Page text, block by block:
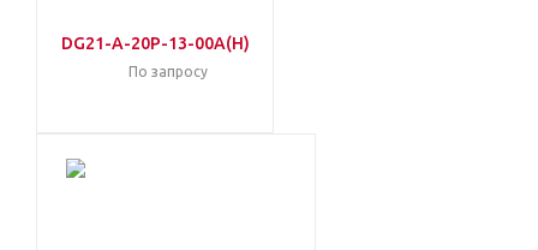
DG21-A-20P-13-00A(H)
По запросу